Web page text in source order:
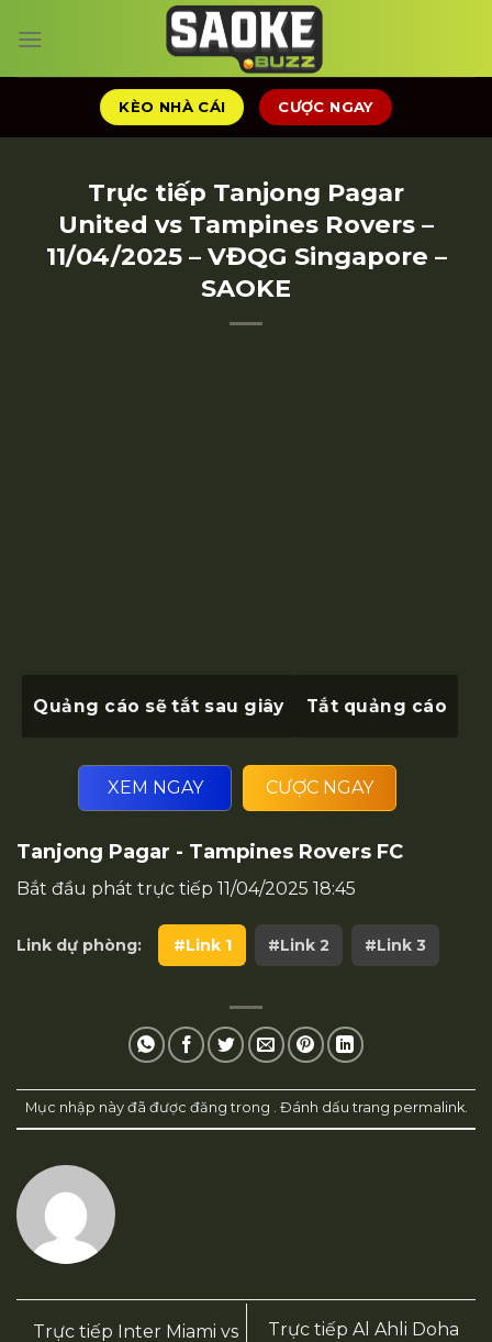
đến
KÈO NHÀ CÁI CƯỢC NGAY
Trực tiếp Tanjong Pagar
United vs Tampines Rovers –
11/04/2025 – VĐQG Singapore –
SAOKE
Quảng cáo sẽ tắt sau giây Tắt quảng cáo
XEM NGAY CƯỢC NGAY
Tanjong Pagar - Tampines Rovers FC
Bắt đầu phát trực tiếp 11/04/2025 18:45
Link dự phòng: #Link 1 #Link 2 #Link 3
Mục nhập này đã được đăng trong . Đánh dấu trang permalink.
Trực tiếp Inter Miami vs
Trực tiếp Al Ahli Doha